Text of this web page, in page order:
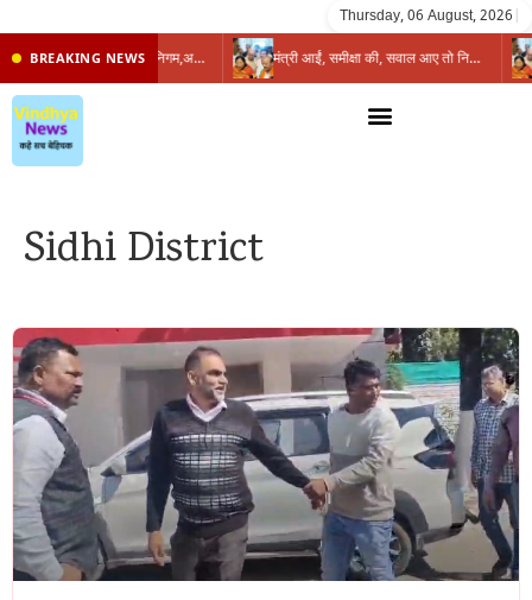
Thursday, 06 August, 2026
BREAKING NEWS प्रभारी मंत्री के निशाने पर नगर निगम,अफसरों को 10 दिन का अल्टीमेटम,नहीं होगी कार्रवाई, महापौर-आयुक्त के बीच सौहार्दहीनता पर मंत्री ने उठाए सवाल मंत्री आईं, समीक्षा की, सवाल आए तो निकल गईं – खाली जयंत चौंकीं पर नहीं दिया जवाब
Sidhi District